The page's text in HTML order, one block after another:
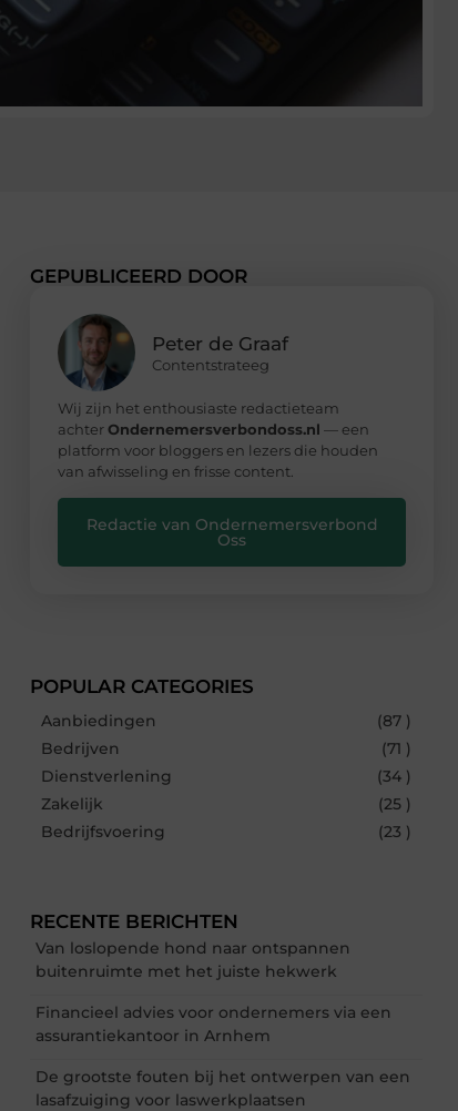
GEPUBLICEERD DOOR
Peter de Graaf
Contentstrateeg
Wij zijn het enthousiaste redactieteam
achterOndernemersverbondoss.nl — een
platform voor bloggers en lezers die houden
van afwisseling en frisse content.
Redactie van Ondernemersverbond
Oss
POPULAR CATEGORIES
Aanbiedingen
(87 )
Bedrijven
(71 )
Dienstverlening
(34 )
Zakelijk
(25 )
Bedrijfsvoering
(23 )
RECENTE BERICHTEN
Van loslopende hond naar ontspannen
buitenruimte met het juiste hekwerk
Financieel advies voor ondernemers via een
assurantiekantoor in Arnhem
De grootste fouten bij het ontwerpen van een
lasafzuiging voor laswerkplaatsen